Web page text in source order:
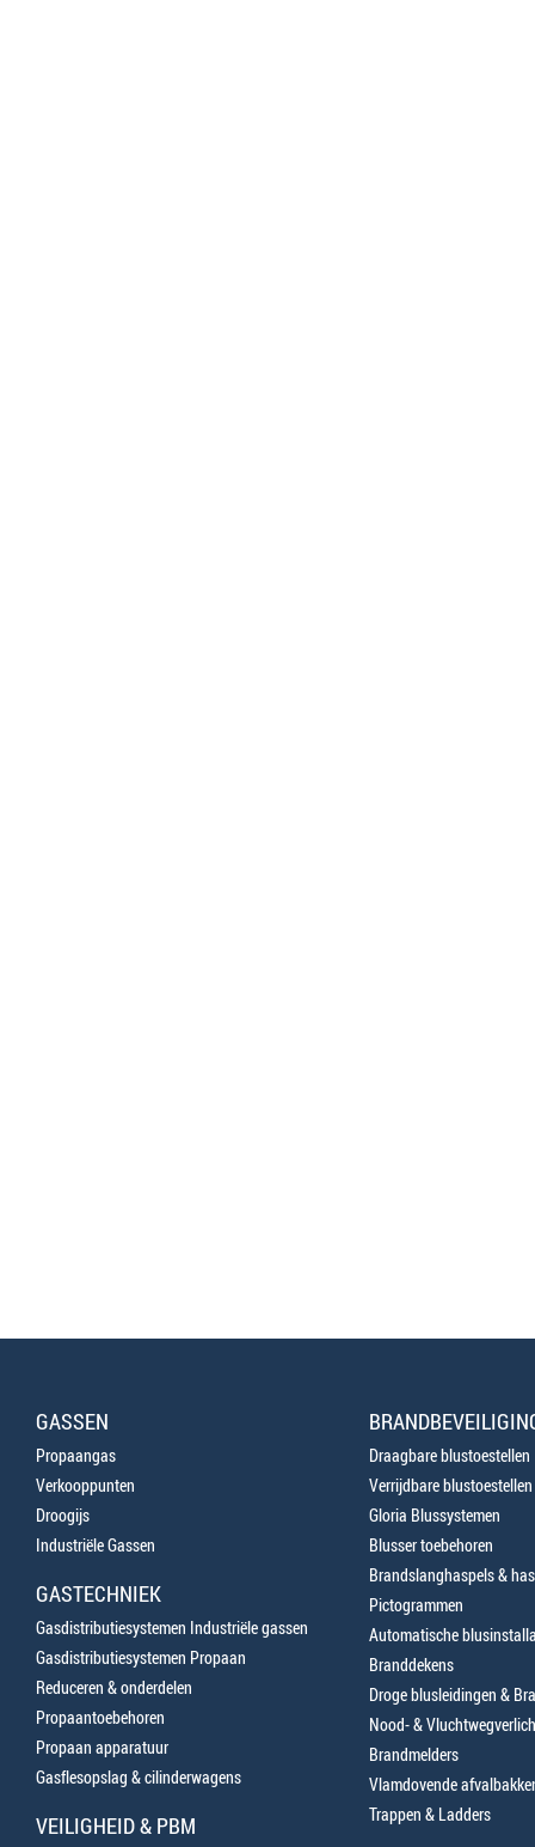
GASSEN
Propaangas
Verkooppunten
Droogijs
Industriële Gassen
GASTECHNIEK
Gasdistributiesystemen Industriële gassen
Gasdistributiesystemen Propaan
Reduceren & onderdelen
Propaantoebehoren
Propaan apparatuur
Gasflesopslag & cilinderwagens
VEILIGHEID & PBM
Draagbare blustoestellen
Verrijdbare blustoestellen
Gloria Blussystemen
Blusser toebehoren
Brandslanghaspels &
Pictogrammen
Automatische
Branddekens
Droge blusleidingen &
Nood- &
Brandmelders
Vlamdovende
Trappen & Ladders